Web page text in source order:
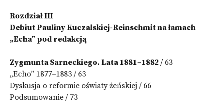
Rozdział III
Debiut Pauliny Kuczalskiej-Reinschmit na łamach
„Echa” pod redakcją
Zygmunta Sarneckiego. Lata 1881–1882 / 63
„Echo” 1877–1883 / 63
Dyskusja o reformie oświaty żeńskiej / 66
Podsumowanie / 73